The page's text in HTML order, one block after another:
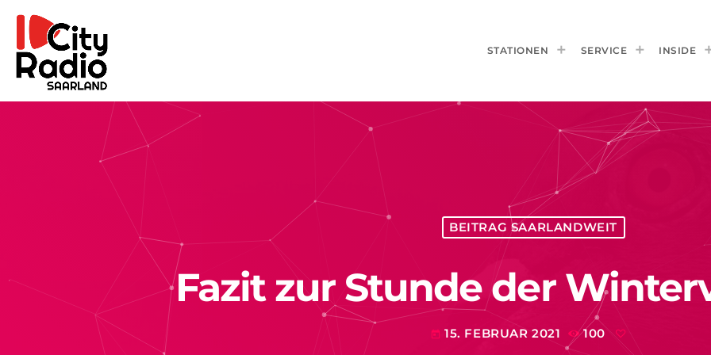
STATIONEN SERVICE INSIDE
BEITRAG SAARLANDWEIT
Fazit zur Stunde der
today 15. FEBRUAR 2021 100